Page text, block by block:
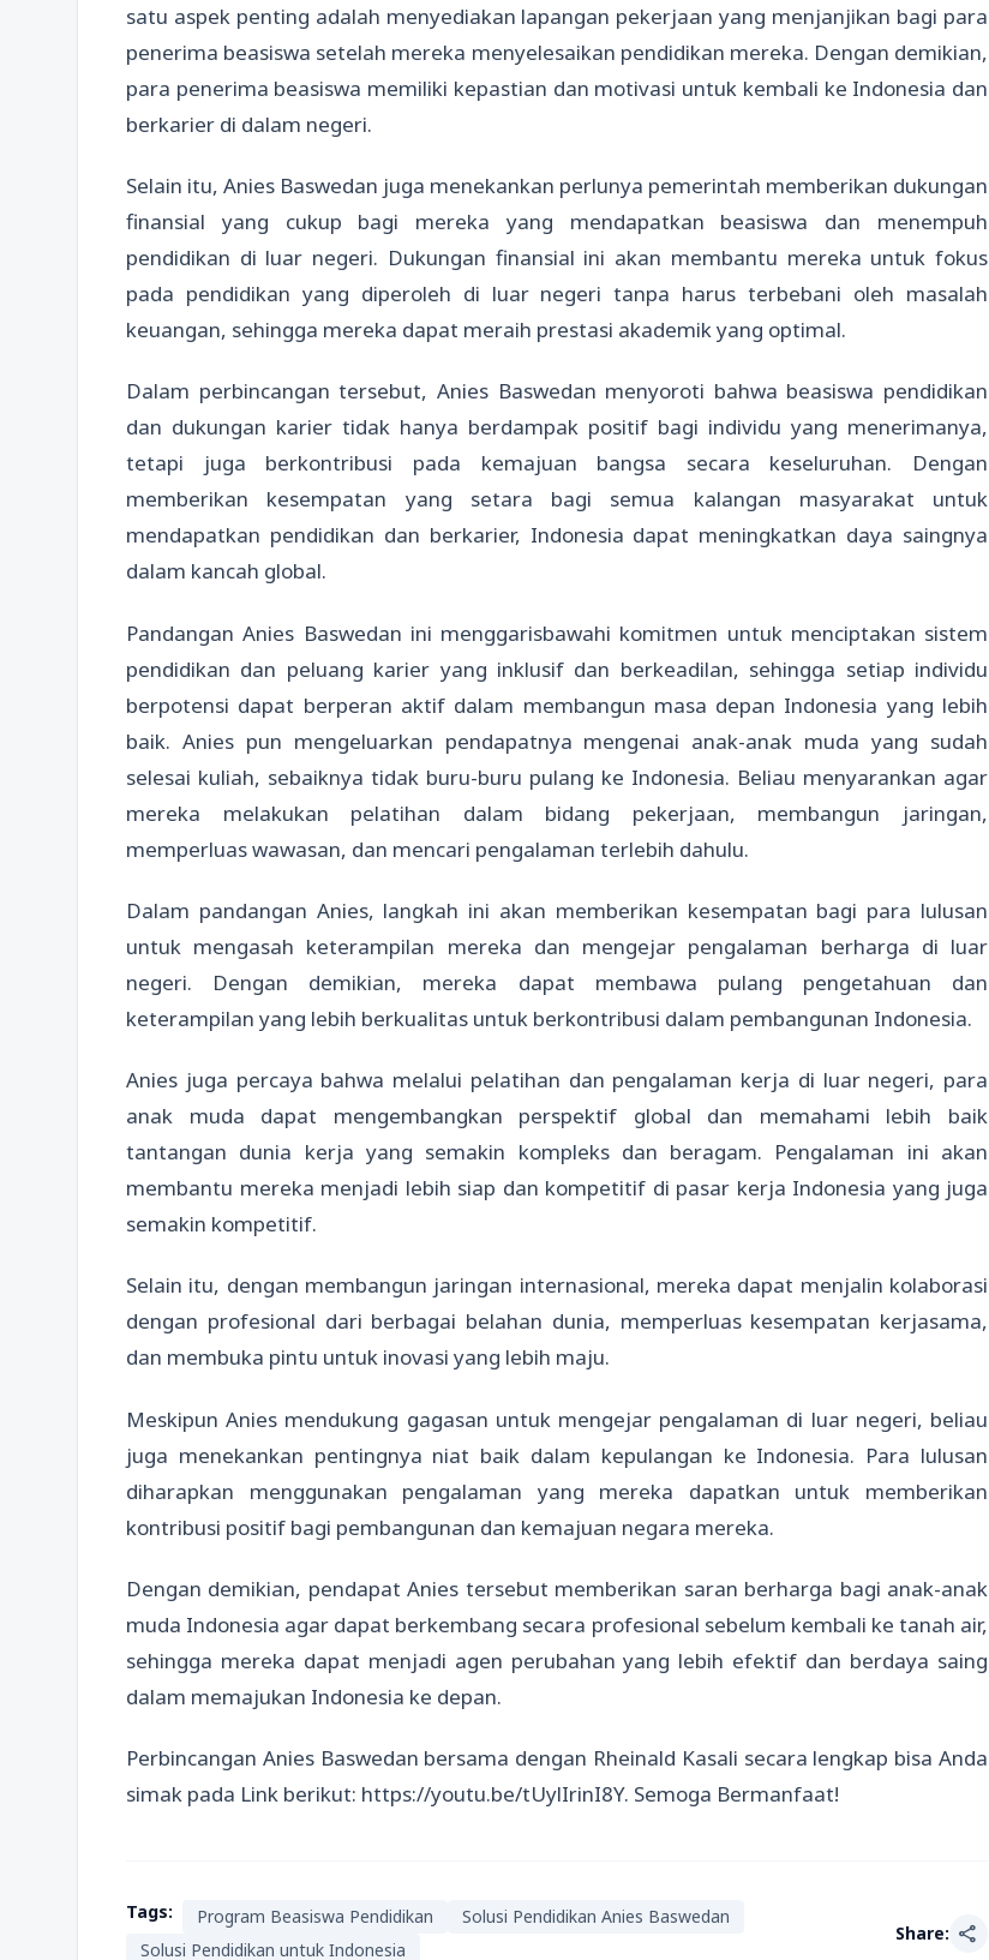
satu aspek penting adalah menyediakan lapangan pekerjaan yang menjanjikan bagi para
penerima beasiswa setelah mereka menyelesaikan pendidikan mereka. Dengan demikian,
para penerima beasiswa memiliki kepastian dan motivasi untuk kembali ke Indonesia dan
berkarier di dalam negeri.
Selain itu, Anies Baswedan juga menekankan perlunya pemerintah memberikan dukungan
finansial yang cukup bagi mereka yang mendapatkan beasiswa dan menempuh
pendidikan di luar negeri. Dukungan finansial ini akan membantu mereka untuk fokus
pada pendidikan yang diperoleh di luar negeri tanpa harus terbebani oleh masalah
keuangan, sehingga mereka dapat meraih prestasi akademik yang optimal.
Dalam perbincangan tersebut, Anies Baswedan menyoroti bahwa beasiswa pendidikan
dan dukungan karier tidak hanya berdampak positif bagi individu yang menerimanya,
tetapi juga berkontribusi pada kemajuan bangsa secara keseluruhan. Dengan
memberikan kesempatan yang setara bagi semua kalangan masyarakat untuk
mendapatkan pendidikan dan berkarier, Indonesia dapat meningkatkan daya saingnya
dalam kancah global.
Pandangan Anies Baswedan ini menggarisbawahi komitmen untuk menciptakan sistem
pendidikan dan peluang karier yang inklusif dan berkeadilan, sehingga setiap individu
berpotensi dapat berperan aktif dalam membangun masa depan Indonesia yang lebih
baik. Anies pun mengeluarkan pendapatnya mengenai anak-anak muda yang sudah
selesai kuliah, sebaiknya tidak buru-buru pulang ke Indonesia. Beliau menyarankan agar
mereka melakukan pelatihan dalam bidang pekerjaan, membangun jaringan,
memperluas wawasan, dan mencari pengalaman terlebih dahulu.
Dalam pandangan Anies, langkah ini akan memberikan kesempatan bagi para lulusan
untuk mengasah keterampilan mereka dan mengejar pengalaman berharga di luar
negeri. Dengan demikian, mereka dapat membawa pulang pengetahuan dan
keterampilan yang lebih berkualitas untuk berkontribusi dalam pembangunan Indonesia.
Anies juga percaya bahwa melalui pelatihan dan pengalaman kerja di luar negeri, para
anak muda dapat mengembangkan perspektif global dan memahami lebih baik
tantangan dunia kerja yang semakin kompleks dan beragam. Pengalaman ini akan
membantu mereka menjadi lebih siap dan kompetitif di pasar kerja Indonesia yang juga
semakin kompetitif.
Selain itu, dengan membangun jaringan internasional, mereka dapat menjalin kolaborasi
dengan profesional dari berbagai belahan dunia, memperluas kesempatan kerjasama,
dan membuka pintu untuk inovasi yang lebih maju.
Meskipun Anies mendukung gagasan untuk mengejar pengalaman di luar negeri, beliau
juga menekankan pentingnya niat baik dalam kepulangan ke Indonesia. Para lulusan
diharapkan menggunakan pengalaman yang mereka dapatkan untuk memberikan
kontribusi positif bagi pembangunan dan kemajuan negara mereka.
Dengan demikian, pendapat Anies tersebut memberikan saran berharga bagi anak-anak
muda Indonesia agar dapat berkembang secara profesional sebelum kembali ke tanah air,
sehingga mereka dapat menjadi agen perubahan yang lebih efektif dan berdaya saing
dalam memajukan Indonesia ke depan.
Perbincangan Anies Baswedan bersama dengan Rheinald Kasali secara lengkap bisa Anda
simak pada Link berikut: https://youtu.be/tUylIrinI8Y. Semoga Bermanfaat!
Tags: Program Beasiswa Pendidikan
Solusi Pendidikan Anies Baswedan
Solusi Pendidikan untuk Indonesia
Share: share